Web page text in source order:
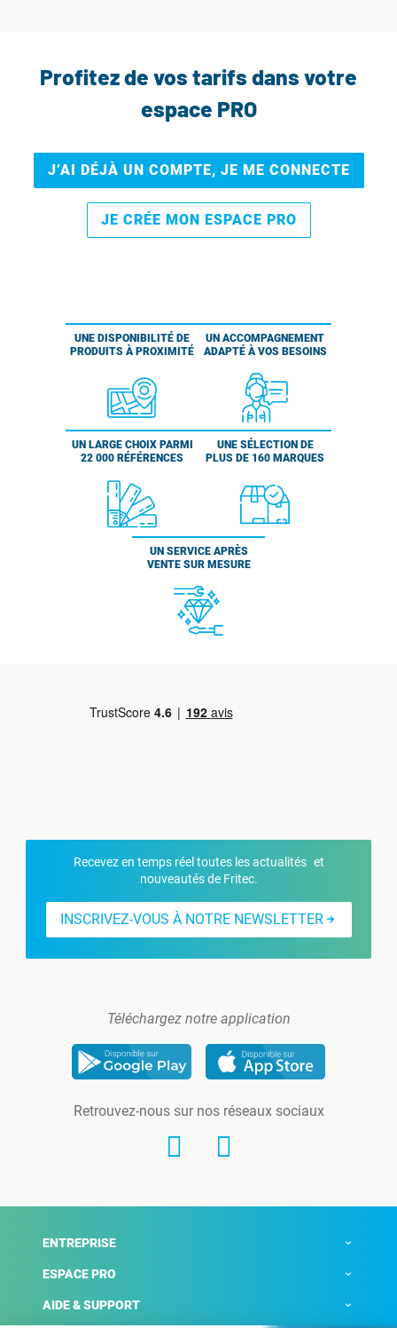
Profitez de vos tarifs dans votre
espace PRO
J’AI DÉJÀ UN COMPTE, JE ME CONNECTE
JE CRÉE MON ESPACE PRO
UNE DISPONIBILITÉ DE
PRODUITS À PROXIMITÉ
UN ACCOMPAGNEMENT
ADAPTÉ À VOS BESOINS
UN LARGE CHOIX PARMI
22 000 RÉFÉRENCES
UNE SÉLECTION DE
PLUS DE 160 MARQUES
UN SERVICE APRÈS
VENTE SUR MESURE
Recevez en temps réel toutes les actualités et
nouveautés de Fritec.
INSCRIVEZ-VOUS À NOTRE NEWSLETTER
Téléchargez notre application
Retrouvez-nous sur nos réseaux sociaux
ENTREPRISE
ESPACE PRO
AIDE & SUPPORT